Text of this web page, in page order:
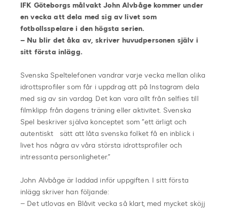
IFK Göteborgs målvakt John Alvbåge kommer under
en vecka att dela med sig av livet som
fotbollsspelare i den högsta serien.
– Nu blir det åka av,skriver huvudpersonen själv i
sitt första inlägg.
Svenska Speltelefonen vandrar varje vecka mellan olika
idrottsprofiler som får i uppdrag att på Instagram dela
med sig av sin vardag. Det kan vara allt från selfies till
filmklipp från dagens träning eller aktivitet. Svenska
Spel beskriver själva konceptet som ”ett ärligt och
autentiskt sätt att låta svenska folket få en inblick i
livet hos några av våra största idrottsprofiler och
intressanta personligheter.”
John Alvbåge är laddad inför uppgiften. I sitt första
inlägg skriver han följande:
– Det utlovas en Blåvit vecka så klart, med mycket sköjj